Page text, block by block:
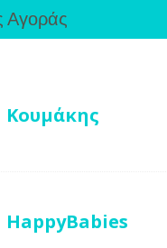
Αγοράς
Κουμάκης
HappyBabies